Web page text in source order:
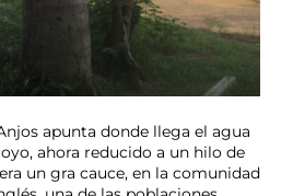
apunta donde llega el agua
ahora reducido a un hilo de
un gra cauce, en la comunidad